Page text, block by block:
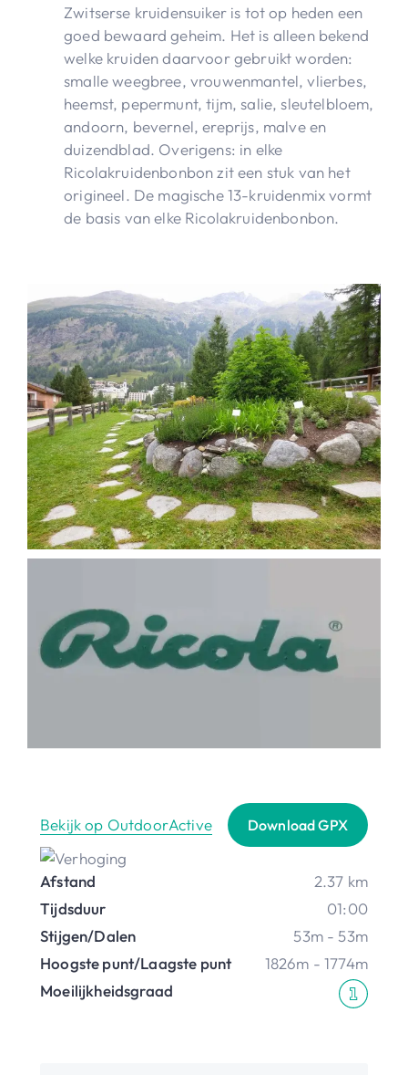
Zwitserse kruidensuiker is tot op heden een
goed bewaard geheim. Het is alleen bekend
welke kruiden daarvoor gebruikt worden:
smalle weegbree, vrouwenmantel, vlierbes,
heemst, pepermunt, tijm, salie, sleutelbloem,
andoorn, bevernel, ereprijs, malve en
duizendblad. Overigens: in elke
Ricolakruidenbonbon zit een stuk van het
origineel. De magische 13-kruidenmix vormt
de basis van elke Ricolakruidenbonbon.
Bekijk op OutdoorActive Download GPX
Afstand
2.37 km
Tijdsduur
01:00
Stijgen/Dalen
53m - 53m
Hoogste punt/Laagste punt
1826m - 1774m
Moeilijkheidsgraad